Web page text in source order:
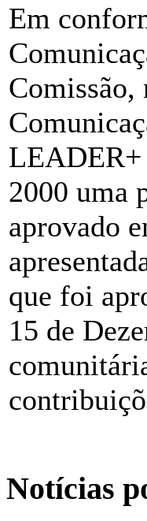
Em
Comissão,
LEADER+
2000 uma
aprovado
que foi
15 de
Notícias